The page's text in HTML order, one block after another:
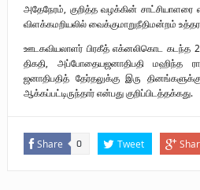
அதேநேரம் குறித்த வழக்கின் சாட்சியாளரை
விளக்கமறியலில்வைக்குமாறுநீதிமன்றம்
ஊடகவியலாளர் பிரகீத் எக்னலிகொட கடந்த
திகதி
அப்போதையஜனாதிபதி மஹிந்த
ஜனாதிபதித் தேர்தலுக்கு இரு
ஆக்கப்பட்டிருந்தார்என்பதுகுறிப்பிடத்தக்கது.
Share 0 Tweet